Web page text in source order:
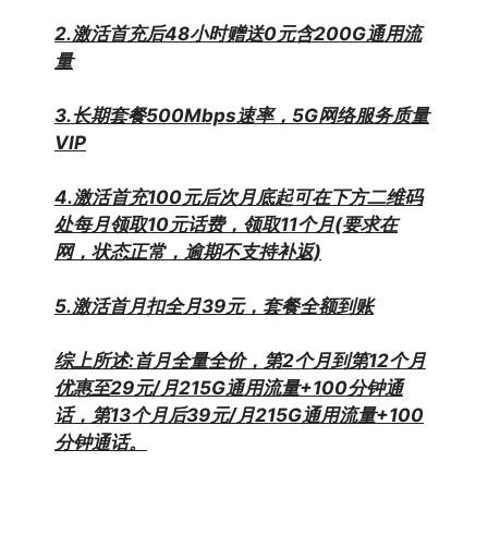
2.激活首充后48小时赠送0元含200G通用流
量
3.长期套餐500Mbps速率，5G网络服务质量
VIP
4.激活首充100元后次月底起可在下方二维码
处每月领取10元话费，领取11个月(要求在
网，状态正常，逾期不支持补返)
5.激活首月扣全月39元，套餐全额到账
综上所述:首月全量全价，第2个月到第12个月
优惠至29元/月215G通用流量+100分钟通
话，第13个月后39元/月215G通用流量+100
分钟通话。